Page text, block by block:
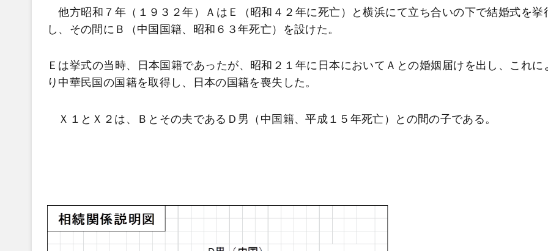
他方昭和７年（１９３２年）ＡはＥ（昭和４２年に死亡）と横浜にて立ち合いの下で結婚式を挙
し、その間にＢ（中国国籍、昭和６３年死亡）を設けた。
Ｅは挙式の当時、日本国籍であったが、昭和２１年に日本においてＡとの婚姻届けを出し、これに
り中華民国の国籍を取得し、日本の国籍を喪失した。
Ｘ１とＸ２は、Ｂとその夫であるＤ男（中国籍、平成１５年死亡）との間の子である。